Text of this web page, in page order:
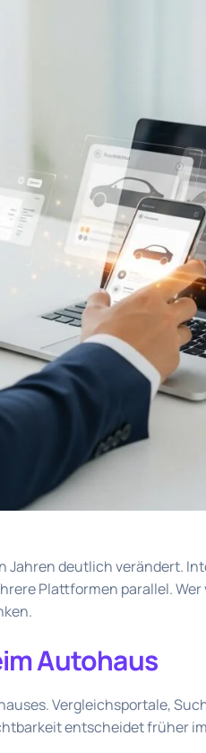
Jahren deutlich verändert.
Plattformen parallel.
Autohaus
Vergleichsportale,
entscheidet früher